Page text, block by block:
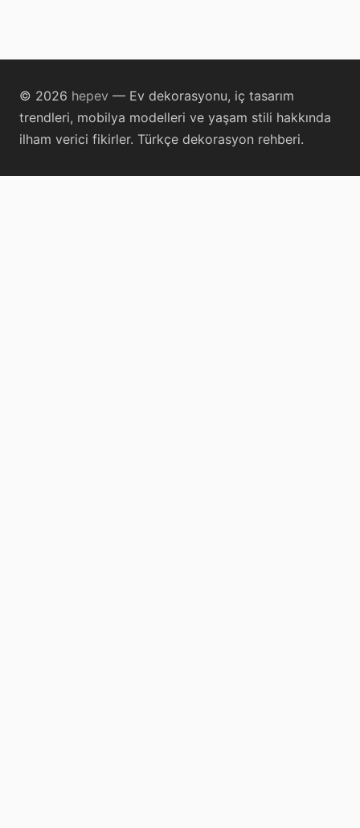
© 2026 hepev — Ev dekorasyonu, iç tasarım
trendleri, mobilya modelleri ve yaşam stili hakkında
ilham verici fikirler. Türkçe dekorasyon rehberi.